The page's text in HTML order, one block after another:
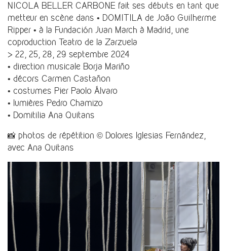
NICOLA BELLER CARBONE fait ses débuts en tant que
metteur en scène dans • DOMITILA de João Guilherme
Ripper • à la Fundación Juan March à Madrid, une
coproduction Teatro de la Zarzuela
> 22, 25, 28, 29 septembre 2024
• direction musicale Borja Mariño
• décors Carmen Castañon
• costumes Pier Paolo Álvaro
• lumières Pedro Chamizo
• Domitilia Ana Quitans
📸 photos de répétition © Dolores Iglesias Fernández,
avec Ana Quitans